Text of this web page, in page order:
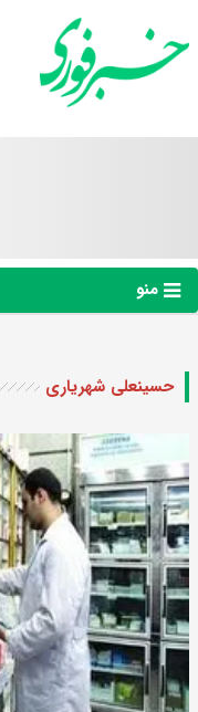
منو
حسینعلی شهریاری